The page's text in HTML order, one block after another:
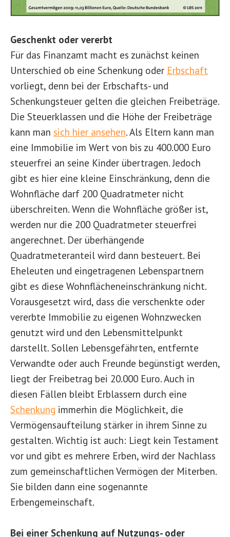
Geschenkt oder vererbt
Für das Finanzamt macht es zunächst keinen
Unterschied ob eine Schenkung oder Erbschaft
vorliegt, denn bei der Erbschafts- und
Schenkungsteuer gelten die gleichen Freibeträge.
Die Steuerklassen und die Höhe der Freibeträge
kann man sich hier ansehen. Als Eltern kann man
eine Immobilie im Wert von bis zu 400.000 Euro
steuerfrei an seine Kinder übertragen. Jedoch
gibt es hier eine kleine Einschränkung, denn die
Wohnfläche darf 200 Quadratmeter nicht
überschreiten. Wenn die Wohnfläche größer ist,
werden nur die 200 Quadratmeter steuerfrei
angerechnet. Der überhängende
Quadratmeteranteil wird dann besteuert. Bei
Eheleuten und eingetragenen Lebenspartnern
gibt es diese Wohnflächeneinschränkung nicht.
Vorausgesetzt wird, dass die verschenkte oder
vererbte Immobilie zu eigenen Wohnzwecken
genutzt wird und den Lebensmittelpunkt
darstellt. Sollen Lebensgefährten, entfernte
Verwandte oder auch Freunde begünstigt werden,
liegt der Freibetrag bei 20.000 Euro. Auch in
diesen Fällen bleibt Erblassern durch eine
Schenkung immerhin die Möglichkeit, die
Vermögensaufteilung stärker in ihrem Sinne zu
gestalten. Wichtig ist auch: Liegt kein Testament
vor und gibt es mehrere Erben, wird der Nachlass
zum gemeinschaftlichen Vermögen der Miterben.
Sie bilden dann eine sogenannte
Erbengemeinschaft.
Bei einer Schenkung auf Nutzungs- oder